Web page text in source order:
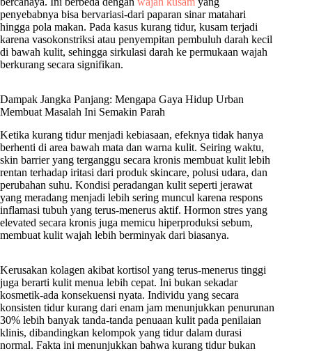
penyebabnya bisa bervariasi-dari paparan sinar matahari
hingga pola makan. Pada kasus kurang tidur, kusam terjadi
karena vasokonstriksi atau penyempitan pembuluh darah kecil
di bawah kulit, sehingga sirkulasi darah ke permukaan wajah
berkurang secara signifikan.
Dampak Jangka Panjang: Mengapa Gaya Hidup Urban
Membuat Masalah Ini Semakin Parah
Ketika kurang tidur menjadi kebiasaan, efeknya tidak hanya
berhenti di area bawah mata dan warna kulit. Seiring waktu,
skin barrier yang terganggu secara kronis membuat kulit lebih
rentan terhadap iritasi dari produk skincare, polusi udara, dan
perubahan suhu. Kondisi peradangan kulit seperti jerawat
yang meradang menjadi lebih sering muncul karena respons
inflamasi tubuh yang terus-menerus aktif. Hormon stres yang
elevated secara kronis juga memicu hiperproduksi sebum,
membuat kulit wajah lebih berminyak dari biasanya.
Kerusakan kolagen akibat kortisol yang terus-menerus tinggi
juga berarti kulit menua lebih cepat. Ini bukan sekadar
kosmetik-ada konsekuensi nyata. Individu yang secara
konsisten tidur kurang dari enam jam menunjukkan penurunan
30% lebih banyak tanda-tanda penuaan kulit pada penilaian
klinis, dibandingkan kelompok yang tidur dalam durasi
normal. Fakta ini menunjukkan bahwa kurang tidur bukan